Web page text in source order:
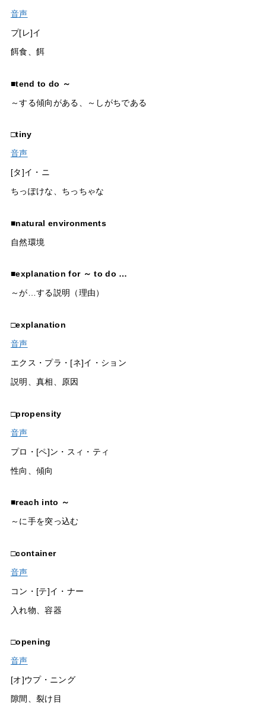
音声
プ[レ]イ
餌食、餌
■tend to do ～
～する傾向がある、～しがちである
□tiny
音声
[タ]イ・ニ
ちっぽけな、ちっちゃな
■natural environments
自然環境
■explanation for ～ to do …
～が…する説明（理由）
□explanation
音声
エクス・プラ・[ネ]イ・ション
説明、真相、原因
□propensity
音声
プロ・[ペ]ン・スィ・ティ
性向、傾向
■reach into ～
～に手を突っ込む
□container
音声
コン・[テ]イ・ナー
入れ物、容器
□opening
音声
[オ]ウプ・ニング
隙間、裂け目